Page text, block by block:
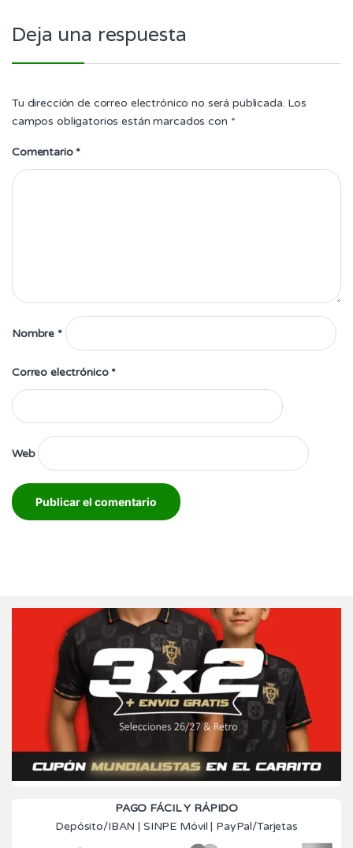
Deja una respuesta
Tu dirección de correo electrónico no será publicada. Los
campos obligatorios están marcados con *
Comentario *
Nombre *
Correo electrónico *
Web
PAGO FÁCIL Y RÁPIDO
Depósito/IBAN | SINPE Móvil | PayPal/Tarjetas